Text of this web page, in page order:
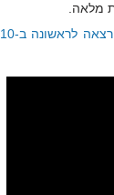
מלאה.
פרסום ההרצאה לראשונה ב-10